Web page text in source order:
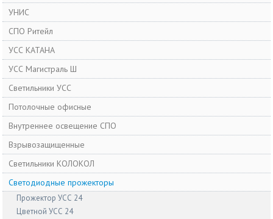
УНИС
СПО Ритейл
УСС КАТАНА
УСС Магистраль Ш
Светильники УСС
Потолочные офисные
Внутреннее освещение СПО
Взрывозащищенные
Светильники КОЛОКОЛ
Cветодиодные прожекторы
Прожектор УСС 24
Цветной УСС 24